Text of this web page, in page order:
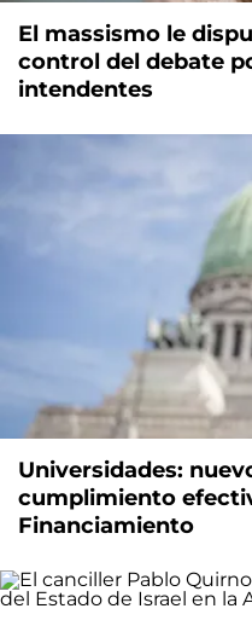
El massismo le
control del debate
intendentes
Universidades:
cumplimiento
Financiamiento